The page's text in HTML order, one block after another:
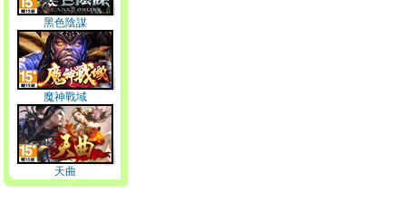
黑色陰謀
魔神戰域
天曲